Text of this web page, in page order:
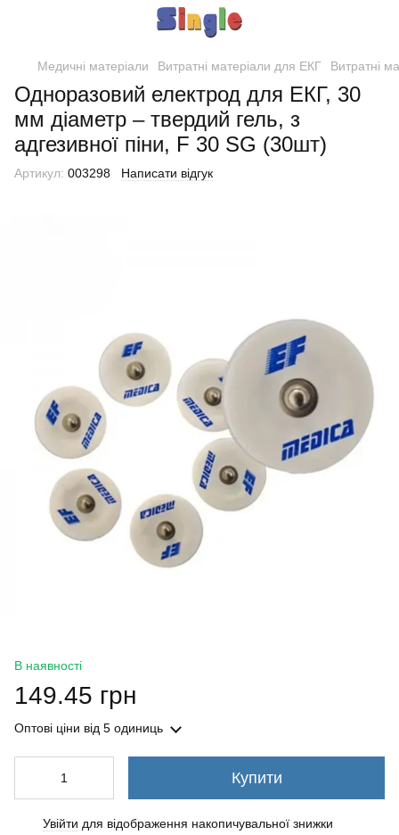
Медичні матеріали Витратні матеріали для ЕКГ Витратні
Одноразовий електрод для ЕКГ, 30
мм діаметр – твердий гель, з
адгезивної піни, F 30 SG (30шт)
Артикул: 003298 Написати відгук
В наявності
149.45 грн
Оптові ціни від 5 одиниць
Купити
Увійти для відображення накопичувальної знижки